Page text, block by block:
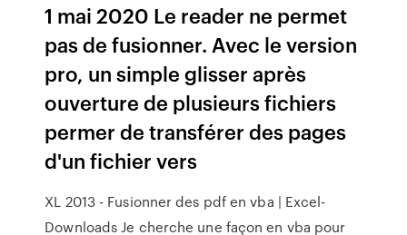
1 mai 2020 Le reader ne permet
pas de fusionner. Avec le version
pro, un simple glisser après
ouverture de plusieurs fichiers
permer de transférer des pages
d'un fichier vers
XL 2013 - Fusionner des pdf en vba | Excel-
Downloads Je cherche une façon en vba pour